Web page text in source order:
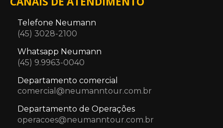
Telefone Neumann
(45) 3028-2100
Whatsapp Neumann
(45) 9.9963-0040
Departamento comercial
comercial@neumanntour.com.br
Departamento de Operações
operacoes@neumanntour.com.br